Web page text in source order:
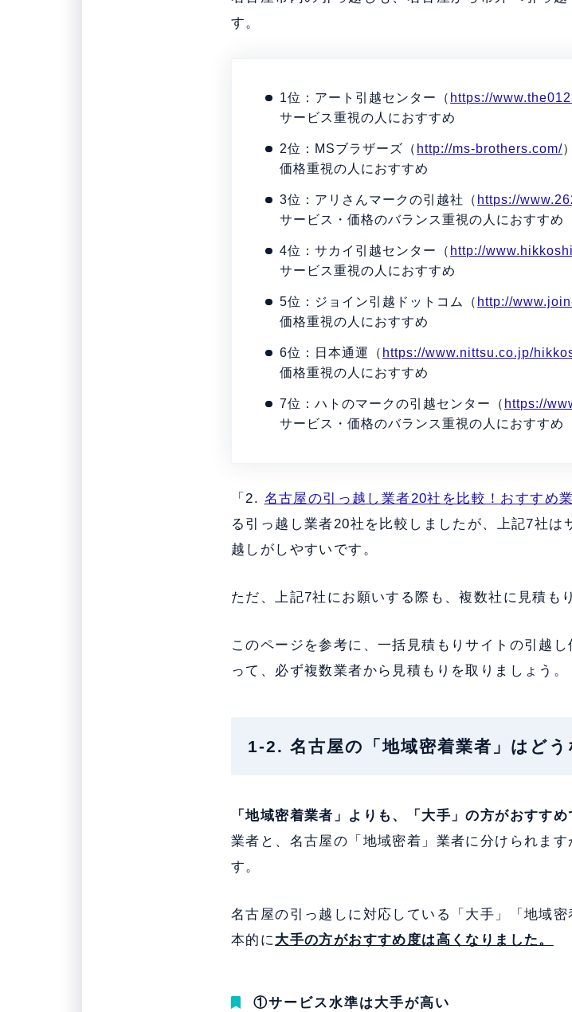
す。
1位：アート引越センター（ https://
サービス重視の人におすすめ
2位：MSブラザーズ（ http://ms-brothers.com/）
価格重視の人におすすめ
3位：アリさんマークの引越社（ https://
サービス・価格のバランス重視の人におすすめ
4位：サカイ引越センター（ http://
サービス重視の人におすすめ
5位：ジョイン引越ドットコム（ http://
価格重視の人におすすめ
6位：日本通運（ https://www.nittsu.co.jp/
価格重視の人におすすめ
7位：ハトのマークの引越センター（ https://
サービス・価格のバランス重視の人におすすめ
「2. 名古屋の引っ越し業者20社を比較！おすすめ
る引っ越し業者20社を比較しましたが、上記7社は
越しがしやすいです。
ただ、上記7社にお願いする際も、複数社に見積も
このページを参考に、一括見積もりサイトの引越し
って、必ず複数業者から見積もりを取りましょう。
1-2. 名古屋の「地域密着業者」はどう
「地域密着業者」よりも、「大手」の方がおすすめ
業者と、名古屋の「地域密着」業者に分けられま
す。
名古屋の引っ越しに対応している「大手」「地域
本的に 大手の方がおすすめ度は高くなりました。
①サービス水準は大手が高い